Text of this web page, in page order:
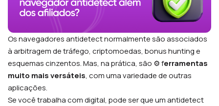
Os navegadores antidetect normalmente são associados
à arbitragem de tráfego, criptomoedas, bonus hunting e
esquemas cinzentos. Mas, na prática, são ⚙️ ferramentas
muito mais versáteis, com uma variedade de outras
aplicações.
Se você trabalha com digital, pode ser que um antidetect